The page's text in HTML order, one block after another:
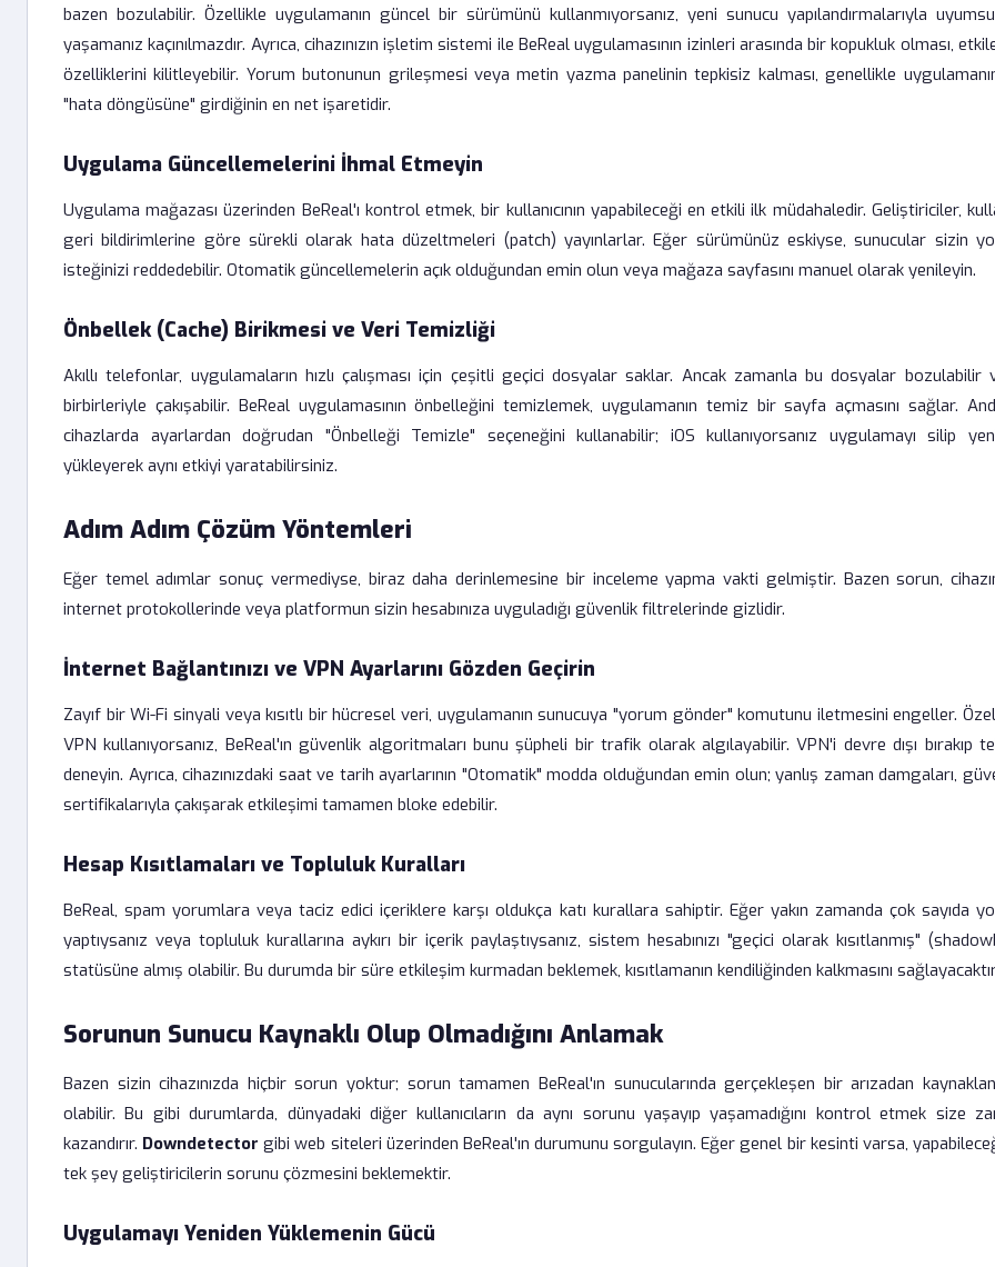
bazen bozulabilir. Özellikle uygulamanın güncel bir sürümünü kullanmıyorsanız, yeni sunucu yapılandırmalarıyla
yaşamanız kaçınılmazdır. Ayrıca, cihazınızın işletim sistemi ile BeReal uygulamasının izinleri arasında bir kopukluk olması,
özelliklerini kilitleyebilir. Yorum butonunun grileşmesi veya metin yazma panelinin tepkisiz kalması, genellikle
"hata döngüsüne" girdiğinin en net işaretidir.
Uygulama Güncellemelerini İhmal Etmeyin
Uygulama mağazası üzerinden BeReal'ı kontrol etmek, bir kullanıcının yapabileceği en etkili ilk müdahaledir. Geliştiriciler,
geri bildirimlerine göre sürekli olarak hata düzeltmeleri (patch) yayınlarlar. Eğer sürümünüz eskiyse, sunucular sizin
isteğinizi reddedebilir. Otomatik güncellemelerin açık olduğundan emin olun veya mağaza sayfasını manuel olarak yenileyin.
Önbellek (Cache) Birikmesi ve Veri Temizliği
Akıllı telefonlar, uygulamaların hızlı çalışması için çeşitli geçici dosyalar saklar. Ancak zamanla bu dosyalar bozulabilir
birbirleriyle çakışabilir. BeReal uygulamasının önbelleğini temizlemek, uygulamanın temiz bir sayfa açmasını sağlar.
cihazlarda ayarlardan doğrudan "Önbelleği Temizle" seçeneğini kullanabilir; iOS kullanıyorsanız uygulamayı silip
yükleyerek aynı etkiyi yaratabilirsiniz.
Adım Adım Çözüm Yöntemleri
Eğer temel adımlar sonuç vermediyse, biraz daha derinlemesine bir inceleme yapma vakti gelmiştir. Bazen sorun,
internet protokollerinde veya platformun sizin hesabınıza uyguladığı güvenlik filtrelerinde gizlidir.
İnternet Bağlantınızı ve VPN Ayarlarını Gözden Geçirin
Zayıf bir Wi-Fi sinyali veya kısıtlı bir hücresel veri, uygulamanın sunucuya "yorum gönder" komutunu iletmesini engeller.
VPN kullanıyorsanız, BeReal'ın güvenlik algoritmaları bunu şüpheli bir trafik olarak algılayabilir. VPN'i devre dışı bırakıp
deneyin. Ayrıca, cihazınızdaki saat ve tarih ayarlarının "Otomatik" modda olduğundan emin olun; yanlış zaman damgaları,
sertifikalarıyla çakışarak etkileşimi tamamen bloke edebilir.
Hesap Kısıtlamaları ve Topluluk Kuralları
BeReal, spam yorumlara veya taciz edici içeriklere karşı oldukça katı kurallara sahiptir. Eğer yakın zamanda çok sayıda
yaptıysanız veya topluluk kurallarına aykırı bir içerik paylaştıysanız, sistem hesabınızı "geçici olarak kısıtlanmış"
statüsüne almış olabilir. Bu durumda bir süre etkileşim kurmadan beklemek, kısıtlamanın kendiliğinden kalkmasını
Sorunun Sunucu Kaynaklı Olup Olmadığını Anlamak
Bazen sizin cihazınızda hiçbir sorun yoktur; sorun tamamen BeReal'ın sunucularında gerçekleşen bir arızadan
olabilir. Bu gibi durumlarda, dünyadaki diğer kullanıcıların da aynı sorunu yaşayıp yaşamadığını kontrol etmek size
kazandırır. Downdetector gibi web siteleri üzerinden BeReal'ın durumunu sorgulayın. Eğer genel bir kesinti varsa,
tek şey geliştiricilerin sorunu çözmesini beklemektir.
Uygulamayı Yeniden Yüklemenin Gücü